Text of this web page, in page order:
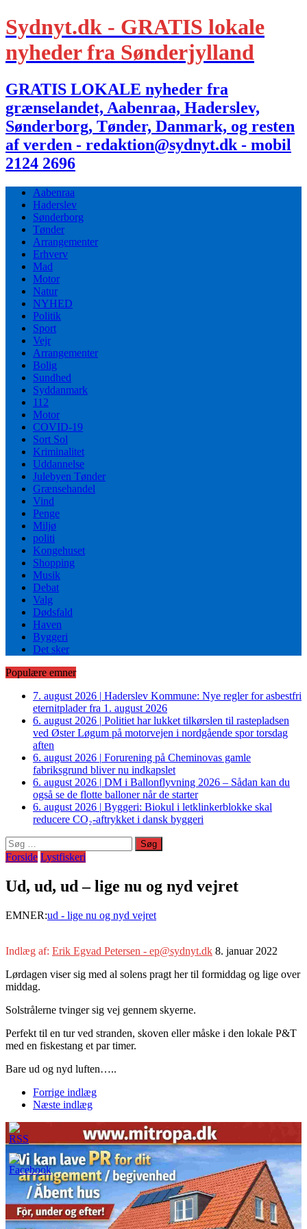
Sydnyt.dk - GRATIS lokale
nyheder fra Sønderjylland
GRATIS LOKALE nyheder fra
grænselandet, Aabenraa, Haderslev,
Sønderborg, Tønder, Danmark, og resten
af verden - redaktion@sydnyt.dk - mobil
2124 2696
Aabenraa
Haderslev
Sønderborg
Tønder
Arrangementer
Erhverv
Mad
Motor
Natur
NYHED
Politik
Sport
Vejr
Arrangementer
Bolig
Sundhed
Syddanmark
112
Motor
COVID-19
Sort Sol
Kriminalitet
Uddannelse
Julebyen Tønder
Grænsehandel
Vind
Penge
Miljø
politi
Kongehuset
Shopping
Musik
Debat
Valg
Dødsfald
Haven
Byggeri
Det sker
Populære emner
7. august 2026 | Haderslev Kommune: Nye regler for asbestfri
eternitplader fra 1. august 2026
6. august 2026 | Politiet har lukket tilkørslen til rastepladsen
ved Øster Løgum på motorvejen i nordgående spor torsdag
aften
6. august 2026 | Forurening på Cheminovas gamle
fabriksgrund bliver nu indkapslet
6. august 2026 | DM i Ballonflyvning 2026 – Sådan kan du
også se de flotte balloner når de starter
6. august 2026 | Byggeri: Biokul i letklinkerblokke skal
reducere CO₂-aftrykket i dansk byggeri
Søg
efter:
Forside Lystfiskeri
Ud, ud, ud – lige nu og nyd vejret
EMNER:ud - lige nu og nyd vejret
Indlæg af: Erik Egvad Petersen - ep@sydnyt.dk 8. januar 2022
Lørdagen viser sig med al solens pragt her til formiddag og lige over
middag.
Solstrålerne tvinger sig vej gennem skyerne.
Perfekt til en tur ved stranden, skoven eller måske i den lokale P&T
med en fiskestang et par timer.
Bare ud og nyd luften…..
Forrige indlæg
Næste indlæg